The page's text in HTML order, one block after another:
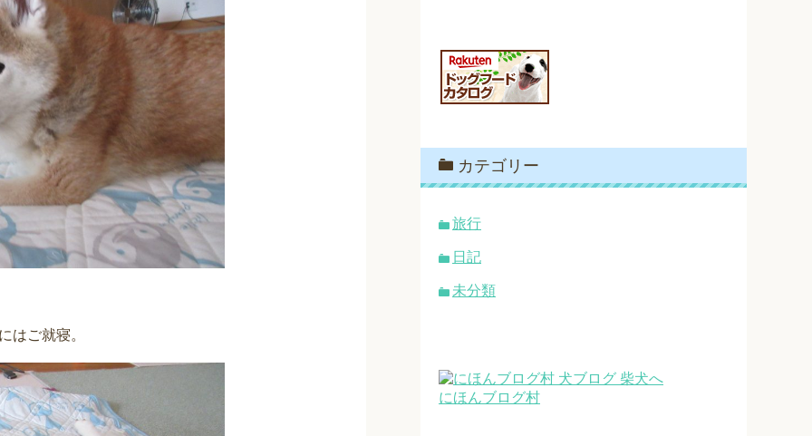
はご就寝。
カテゴリー
旅行
日記
未分類
にほんブログ村